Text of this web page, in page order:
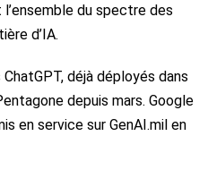
du spectre des
d’IA.
déjà déployés dans
depuis mars. Google
en service sur GenAI.mil en